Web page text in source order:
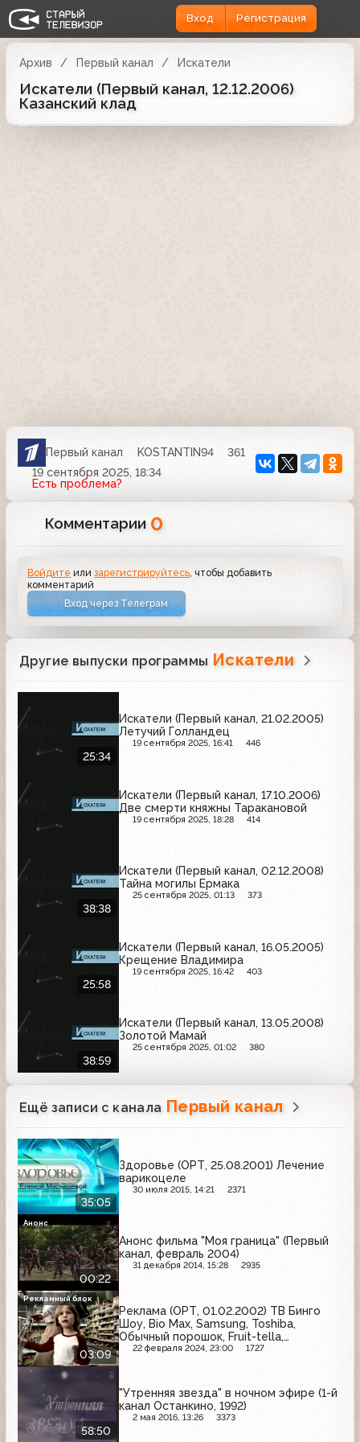
Вход Регистрация
Архив Первый канал Искатели
Искатели (Первый канал, 12.12.2006)
Казанский клад
Первый канал KOSTANTIN94
361
19 сентября 2025, 18:34
Есть проблема?
Комментарии 0
Войдите илизарегистрируйтесь , чтобы добавить
комментарий
Вход через Телеграм
Другие выпуски программы Искатели
25:34
Искатели (Первый канал, 21.02.2005)
Летучий Голландец
19 сентября 2025, 16:41 446
Искатели (Первый канал, 17.10.2006)
Две смерти княжны Таракановой
19 сентября 2025, 18:28 414
38:38
Искатели (Первый канал, 02.12.2008)
Тайна могилы Ермака
25 сентября 2025, 01:13 373
25:58
Искатели (Первый канал, 16.05.2005)
Крещение Владимира
19 сентября 2025, 16:42 403
38:59
Искатели (Первый канал, 13.05.2008)
Золотой Мамай
25 сентября 2025, 01:02 380
Ещё записи с канала Первый канал
35:05
Здоровье (ОРТ, 25.08.2001) Лечение
варикоцеле
30 июля 2015, 14:21 2371
00:22
Анонс фильма "Моя граница" (Первый
канал, февраль 2004)
31 декабря 2014, 15:28 2935
Анонс
03:09
Реклама (ОРТ, 01.02.2002) ТВ Бинго
Шоу, Bio Max, Samsung, Toshiba,
Обычный порошок, Fruit-tella,
Балтимор, Fa, Erdal, Sorti
22 февраля 2024, 23:00 1727
Рекламный блок
58:50
"Утренняя звезда" в ночном эфире (1-й
канал Останкино, 1992)
2 мая 2016, 13:26 3373